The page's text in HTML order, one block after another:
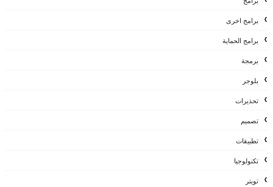
برامج اخرى
برامج الحماية
برمجة
بلوجر
تحذيرات
تصميم
تطبيقات
تكنولوجيا
تويتر